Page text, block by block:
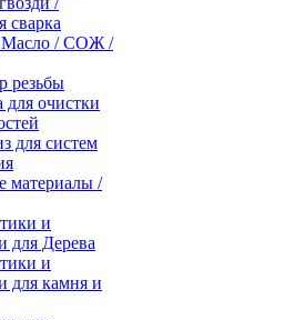
сварка
Масло / СОЖ /
резьбы
для очистки
для систем
материалы /
и
для Дерева
и
для камня и